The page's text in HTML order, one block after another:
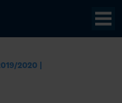
2020